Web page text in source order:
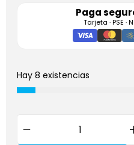
Paga
Tarjeta · PSE ·
Hay 8 existencias